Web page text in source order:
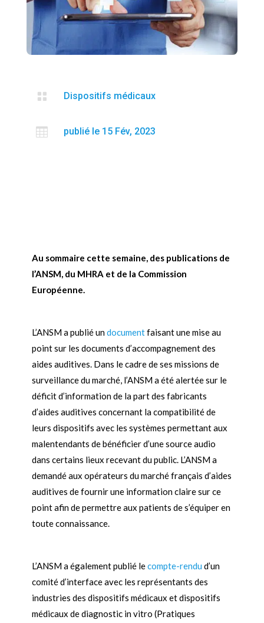
 Dispositifs médicaux
 publié le 15 Fév, 2023
Au sommaire cette semaine, des publications de
l’ANSM, du MHRA et de la Commission
Européenne.
L’ANSM a publié undocumentfaisant une mise au
point sur les documents d’accompagnement des
aides auditives. Dans le cadre de ses missions de
surveillance du marché, l’ANSM a été alertée sur le
déficit d’information de la part des fabricants
d’aides auditives concernant la compatibilité de
leurs dispositifs avec les systèmes permettant aux
malentendants de bénéficier d’une source audio
dans certains lieux recevant du public. L’ANSM a
demandé aux opérateurs du marché français d’aides
auditives de fournir une information claire sur ce
point afin de permettre aux patients de s’équiper en
toute connaissance.
L’ANSM a également publié lecompte-rendu d’un
comité d’interface avec les représentants des
industries des dispositifs médicaux et dispositifs
médicaux de diagnostic in vitro (Pratiques